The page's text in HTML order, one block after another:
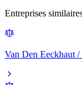
Entreprises
Van Den Eeckhaut /